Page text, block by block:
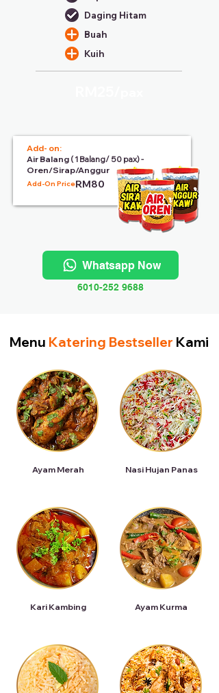
Daging Hitam
Buah
Kuih
Add- on:
Air Balang ( 1 Balang/ 50 pax) -
Oren/Sirap/Anggur
Add-On Price:RM80
Whatsapp Now
6010-252 9688
Menu Katering Bestseller Kami
Ayam Merah
Kari Kambing
Nasi Hujan Panas
Ayam Kurma